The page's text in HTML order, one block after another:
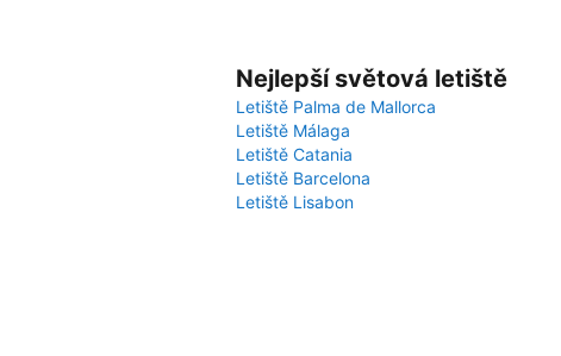
Nejlepší světová letiště
Letiště Palma de Mallorca
Letiště Málaga
Letiště Catania
Letiště Barcelona
Letiště Lisabon